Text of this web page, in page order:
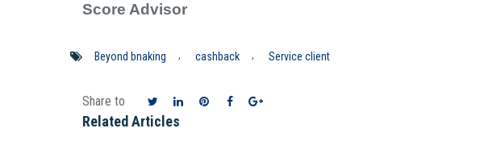
Score Advisor
Beyond bnaking , cashback , Service client
Share to
Related Articles